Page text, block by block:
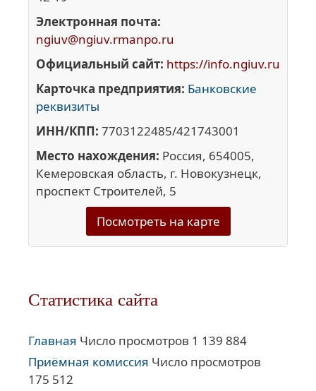
Электронная почта:
ngiuv@ngiuv.rmanpo.ru
Официальный сайт: https://info.ngiuv.ru
Карточка предприятия: Банковские
реквизиты
ИНН/КПП: 7703122485/421743001
Место нахождения: Россия, 654005,
Кемеровская область, г. Новокузнецк,
проспект Строителей, 5
Посмотреть на карте
Статистика сайта
Главная Число просмотров 1 139 884
Приёмная комиссия Число просмотров
175 512